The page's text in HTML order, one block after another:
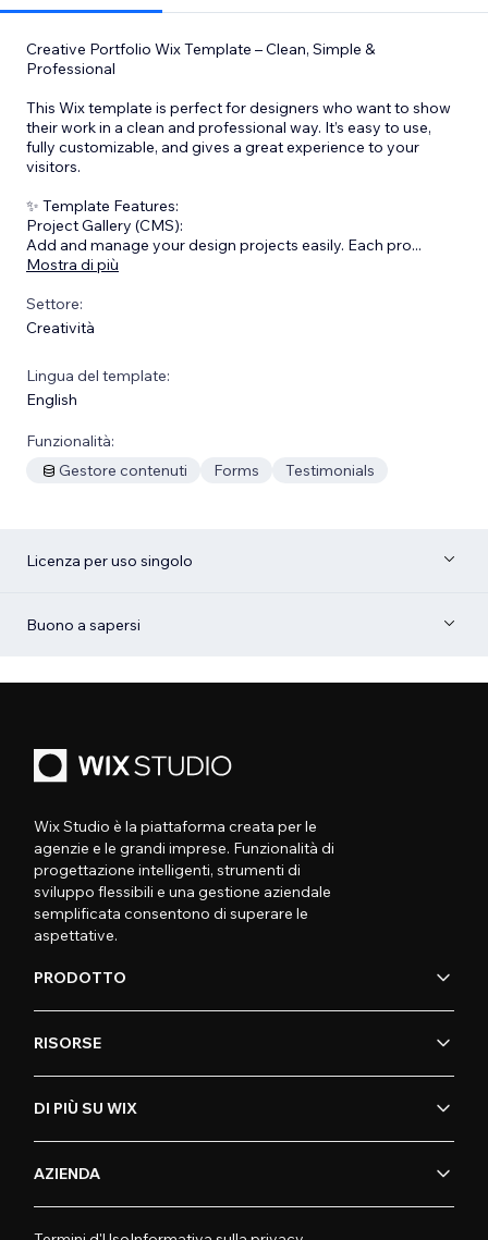
Creative Portfolio Wix Template – Clean, Simple &
Professional
This Wix template is perfect for designers who want to show
their work in a clean and professional way. It’s easy to use,
fully customizable, and gives a great experience to your
visitors.
✨ Template Features:
Project Gallery (CMS):
Add and manage your design projects easily. Each pro...
Mostra di più
Settore:
Creatività
Lingua del template:
English
Funzionalità:
Gestore contenuti
Forms Testimonials
Licenza per uso singolo
Buono a sapersi
Wix Studio è la piattaforma creata per le
agenzie e le grandi imprese. Funzionalità di
progettazione intelligenti, strumenti di
sviluppo flessibili e una gestione aziendale
semplificata consentono di superare le
aspettative.
PRODOTTO
RISORSE
DI PIÙ SU WIX
AZIENDA